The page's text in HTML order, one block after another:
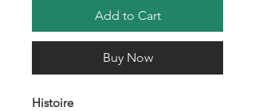
Add to Cart
Buy Now
Histoire